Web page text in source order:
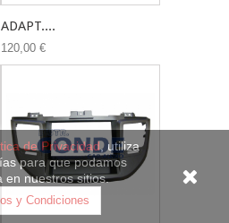
ADAPT....
120,00 €
de Privacidad, utiliza
para que podamos
en nuestros sitios.
y Condiciones